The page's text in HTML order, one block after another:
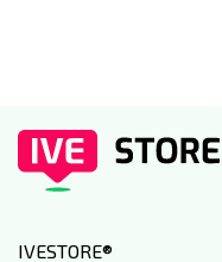
IVESTORE®